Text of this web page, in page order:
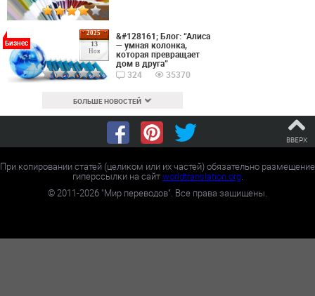
2025
13
Ноя
Бизнес
&#128161; Блог: “Алиса
— умная колонка,
которая превращает
дом в друга”
324
35370
БОЛЬШЕ НОВОСТЕЙ
ВВЕРХ
При копировании статей (целиком или их частей) обязательно размещение
гиперссылки на сайтworldtranslation.org.
©2011-2026 "Мир переводов". Все права защищены.